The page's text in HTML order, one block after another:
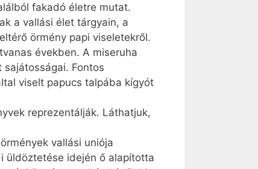
fakadó életre mutat.
a vallási élet tárgyain, a
örmény papi viseletekről.
években. A miseruha
Fontos
viselt papucs talpába kígyót
reprezentálják. Láthatjuk,
vallási uniója
üldöztetése idején ő alapította